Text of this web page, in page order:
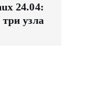
24.04:
три узла